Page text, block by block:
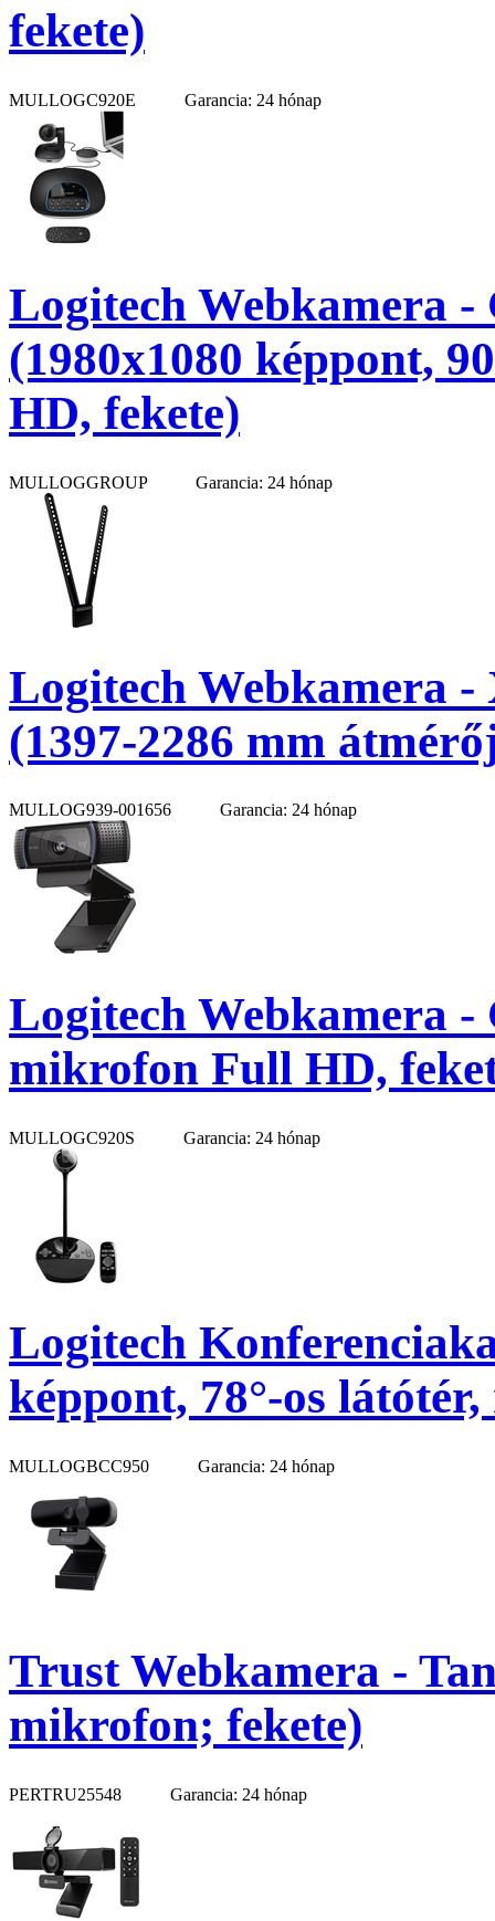
fekete)
MULLOGC920E Garancia: 24 hónap
Logitech Webkamera -
(1980x1080 képpont,
HD, fekete)
MULLOGGROUP Garancia: 24 hónap
Logitech Webkamera
(1397-2286 mm
MULLOG939-001656 Garancia: 24 hónap
Logitech Webkamera -
mikrofon Full HD,
MULLOGC920S Garancia: 24 hónap
Logitech
képpont, 78°-os
MULLOGBCC950 Garancia: 24 hónap
Trust Webkamera -
mikrofon; fekete)
PERTRU25548 Garancia: 24 hónap